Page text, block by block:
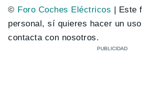
© Foro Coches Eléctricos | Este
personal, sí quieres hacer un
contacta con nosotros.